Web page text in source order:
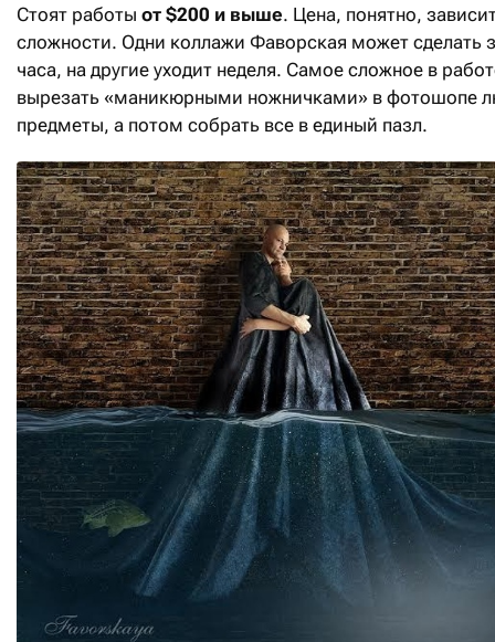
Стоят работы от $200 и выше. Цена, понятно,
сложности. Одни коллажи Фаворская может сделать
часа, на другие уходит неделя. Самое сложное в
вырезать «маникюрными ножничками» в фотошопе
предметы, а потом собрать все в единый пазл.